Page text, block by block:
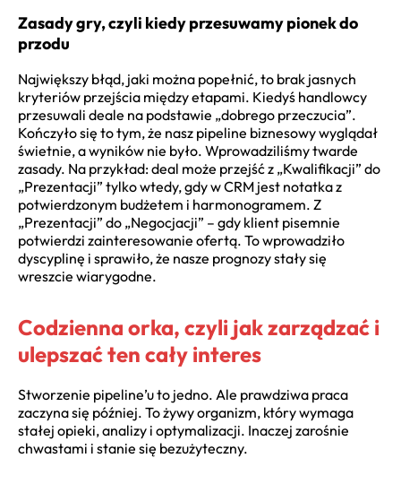
Zasady gry, czyli kiedy przesuwamy pionek do
przodu
Największy błąd, jaki można popełnić, to brak jasnych
kryteriów przejścia między etapami. Kiedyś handlowcy
przesuwali deale na podstawie „dobrego przeczucia”.
Kończyło się to tym, że nasz pipeline biznesowy wyglądał
świetnie, a wyników nie było. Wprowadziliśmy twarde
zasady. Na przykład: deal może przejść z „Kwalifikacji” do
„Prezentacji” tylko wtedy, gdy w CRM jest notatka z
potwierdzonym budżetem i harmonogramem. Z
„Prezentacji” do „Negocjacji” – gdy klient pisemnie
potwierdzi zainteresowanie ofertą. To wprowadziło
dyscyplinę i sprawiło, że nasze prognozy stały się
wreszcie wiarygodne.
Codzienna orka, czyli jak zarządzać i
ulepszać ten cały interes
Stworzenie pipeline’u to jedno. Ale prawdziwa praca
zaczyna się później. To żywy organizm, który wymaga
stałej opieki, analizy i optymalizacji. Inaczej zarośnie
chwastami i stanie się bezużyteczny.